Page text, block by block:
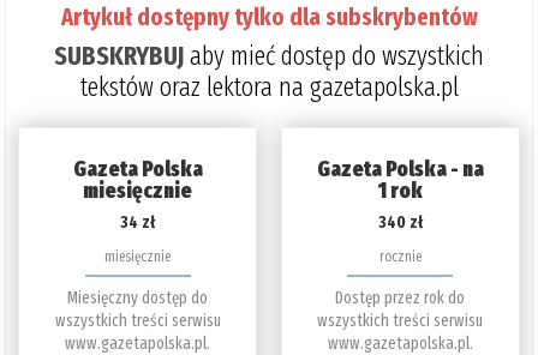
Artykuł dostępny tylko dla subskrybentów
SUBSKRYBUJaby mieć dostęp do wszystkich
tekstów oraz lektora na gazetapolska.pl
Gazeta Polska
miesięcznie
34 zł
miesięcznie
Miesięczny dostęp do
wszystkich treści serwisu
www.gazetapolska.pl.
Gazeta Polska - na
1 rok
340 zł
rocznie
Dostęp przez rok do
wszystkich treści serwisu
www.gazetapolska.pl.